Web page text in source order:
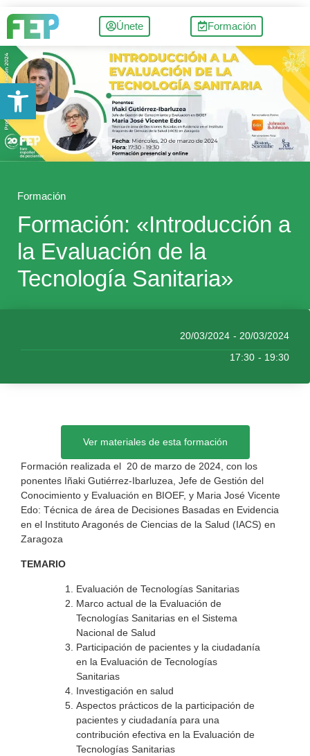
Únete Formación
Formación
Formación: «Introducción a
la Evaluación de la
Tecnología Sanitaria»
20/03/2024 - 20/03/2024
17:30 - 19:30
Ver materiales de esta formación
Formación realizada el 20 de marzo de 2024, con los
ponentes Iñaki Gutiérrez-Ibarluzea, Jefe de Gestión del
Conocimiento y Evaluación en BIOEF, y Maria José Vicente
Edo: Técnica de área de Decisiones Basadas en Evidencia
en el Instituto Aragonés de Ciencias de la Salud (IACS) en
Zaragoza
TEMARIO
Evaluación de Tecnologías Sanitarias
Marco actual de la Evaluación de
Tecnologías Sanitarias en el Sistema
Nacional de Salud
Participación de pacientes y la ciudadanía
en la Evaluación de Tecnologías
Sanitarias
Investigación en salud
Aspectos prácticos de la participación de
pacientes y ciudadanía para una
contribución efectiva en la Evaluación de
Tecnologías Sanitarias
Abrir barra de herramientas